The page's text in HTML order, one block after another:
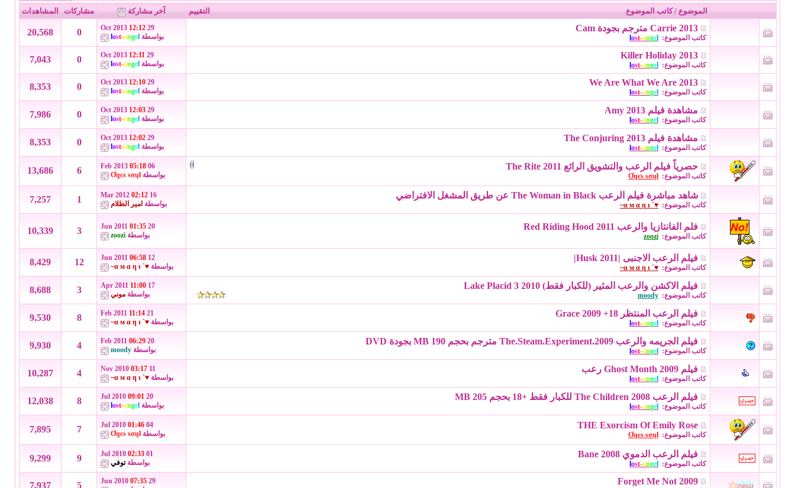
التقييم الموضوع /كاتب الموضوع آخر مشاركة مشاركات المشاهدات
Carrie 2013 مترجم بجودة Cam
كاتب الموضوع: lost-angel
29 Oct 2013
12:12
بواسطة
lost-angel
0
20,568
Killer Holiday 2013
كاتب الموضوع: lost-angel
29 Oct 2013
12:11
بواسطة
lost-angel
0
7,043
We Are What We Are 2013
كاتب الموضوع: lost-angel
29 Oct 2013
12:10
بواسطة
lost-angel
0
8,353
مشاهدة فيلم Amy 2013
كاتب الموضوع: lost-angel
29 Oct 2013
12:03
بواسطة
lost-angel
0
7,986
مشاهدة فيلم The Conjuring 2013
كاتب الموضوع: lost-angel
29 Oct 2013
12:02
بواسطة
lost-angel
0
8,353
حصرياً فيلم الرعب والتشويق الرائع The Rite 2011
كاتب الموضوع:Ơŋєѕ ѕσųł
06 Feb 2013
05:18
بواسطةƠŋєѕ ѕσųł
6
13,686
شاهد مباشرة فيلم الرعب The Woman in Black عن طريق المشغل الافتراضي
كاتب الموضوع: ♥` α м α η ι~
16 Mar 2012
02:12
بواسطة امير الظلام 1
7,257
فلم الفانتازيا والرعب Red Riding Hood 2011
كاتب الموضوع: zoozi
20 Jun 2011
01:35
بواسطة zoozi
3
10,339
فيلم الرعب الاجنبى |Husk 2011|
كاتب الموضوع: ♥` α м α η ι~
12 Jun 2011
06:58
بواسطة ♥` α м α η ι~
12
8,429
فيلم الاكشن والرعب المثير (للكبار فقط) Lake Placid 3 2010
كاتب الموضوع: moody
17 Apr 2011
11:00
بواسطة موني 3
8,688
فيلم الرعب المنتظر Grace 2009 +18
كاتب الموضوع: lost-angel
21 Feb 2011
11:14
بواسطة ♥` α м α η ι~
8
9,530
فيلم الجريمه والرعب The.Steam.Experiment.2009 مترجم بحجم 190 MB بجودة DVD
كاتب الموضوع: lost-angel
20 Feb 2011
06:29
بواسطة moody
4
9,930
فيلم Ghost Month 2009 رعب
كاتب الموضوع: lost-angel
11 Nov 2010
03:17
بواسطة ♥` α м α η ι~
4
10,287
فيلم الرعب The Children 2008 للكبار فقط +18 بحجم 205 MB
كاتب الموضوع: lost-angel
20 Jul 2010
09:01
بواسطة
lost-angel
8
12,038
THE Exorcism Of Emily Rose
كاتب الموضوع:Ơŋєѕ ѕσųł
04 Jul 2010
01:46
بواسطةƠŋєѕ ѕσųł
7
7,895
فيلم الرعب الدموي Bane 2008
كاتب الموضوع: lost-angel
01 Jul 2010
02:33
بواسطةتوفي 9
9,299
Forget Me Not 2009
29 Jun 2010
07:35
5
7,937